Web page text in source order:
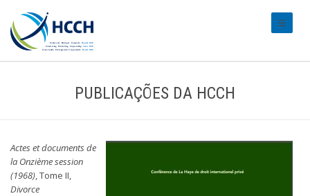
PUBLICAÇÕES DA HCCH
Actes et documents de
la Onzième session
(1968), Tome II,
Divorce